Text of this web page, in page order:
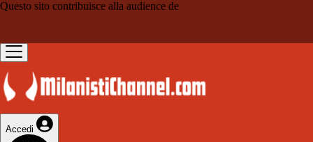
Questo sito contribuisce alla audience de
Accedi